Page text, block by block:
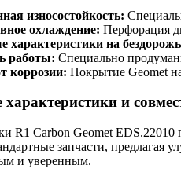
износостойкость:
охлаждение: Перфорация
характеристики на
работы: Специально
коррозии: Покрытие Geomet
характеристики и
R1 Carbon Geomet
запчасти,
и уверенным.